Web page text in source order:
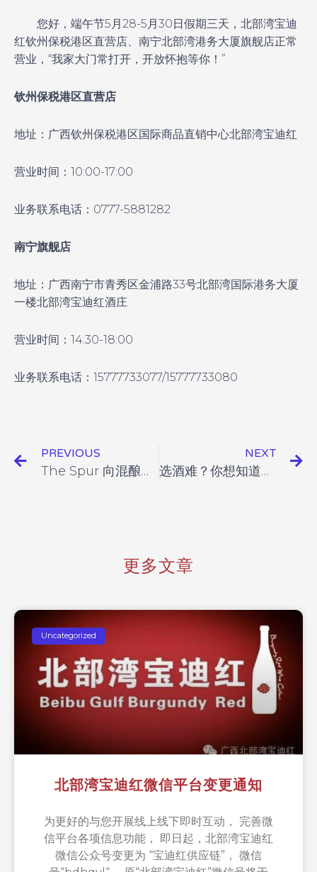
您好，端午节5月28-5月30日假期三天，北部湾宝迪
红钦州保税港区直营店、南宁北部湾港务大厦旗舰店正常
营业，“我家大门常打开，开放怀抱等你！”
钦州保税港区直营店
地址：广西钦州保税港区国际商品直销中心北部湾宝迪红
营业时间：10:00-17:00
业务联系电话：0777-5881282
南宁旗舰店
地址：广西南宁市青秀区金浦路33号北部湾国际港务大厦
一楼北部湾宝迪红酒庄
营业时间：14:30-18:00
业务联系电话：15777733077/15777733080
PREVIOUS
The Spur 向混酿艺术致敬
NEXT
选酒难？你想知道的希腊酒评都在这!（上集）
更多文章
Uncategorized
北部湾宝迪红微信平台变更通知
为更好的与您开展线上线下即时互动， 完善微
信平台各项信息功能， 即日起，北部湾宝迪红
微信公众号变更为 “宝迪红供应链”， 微信